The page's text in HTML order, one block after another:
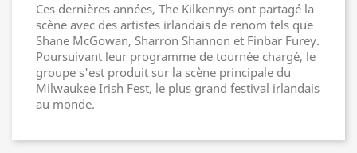
Ces dernières années, The Kilkennys ont partagé la
scène avec des artistes irlandais de renom tels que
Shane McGowan, Sharron Shannon et Finbar Furey.
Poursuivant leur programme de tournée chargé, le
groupe s'est produit sur la scène principale du
Milwaukee Irish Fest, le plus grand festival irlandais
au monde.